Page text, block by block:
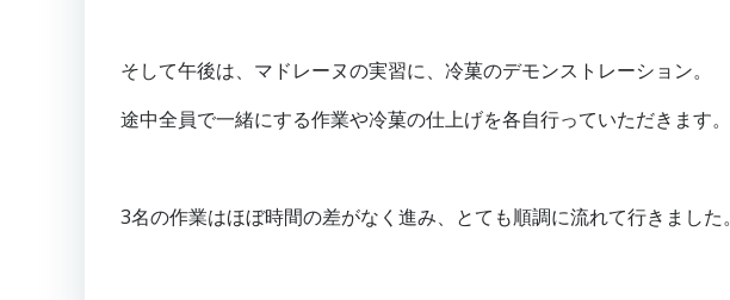
そして午後は、マドレーヌの実習に、冷菓のデモンストレーション。
途中全員で一緒にする作業や冷菓の仕上げを各自行っていただきます。
3名の作業はほぼ時間の差がなく進み、とても順調に流れて行きました。